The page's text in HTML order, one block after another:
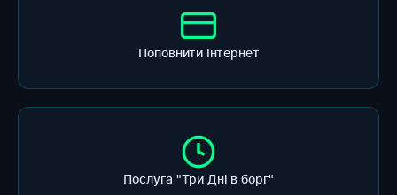
Поповнити Інтернет
Послуга "Три Дні в борг"